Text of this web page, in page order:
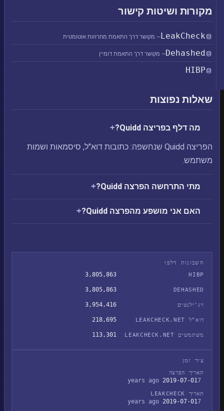
מקורות ושיטות קישור
LeakCheck— מקושר דרך התאמת מחרוזות אוטומטית
Dehashed— מקושר דרך התאמת דומיין
HIBP
שאלות נפוצות
מה דלף בפריצה Quidd?
הפריצה Quidd שנחשפה: כתובות דוא"ל, סיסמאות ושמות
משתמש.
מתי התרחשה הפרצה Quidd?
האם אני מושפע מהפרצה Quidd?
חשבונות דלפו
HIBP
3,805,863
DEHASHED
3,805,863
ויג'ילנטים 3,954,416
דוא"ל LEAKCHECK.NET 218,695
משתמשים LEAKCHECK.NET 113,301
ציר זמן
תאריך הפרצה
2019-07-01
תאריך LEAKCHECK
2019-07-01